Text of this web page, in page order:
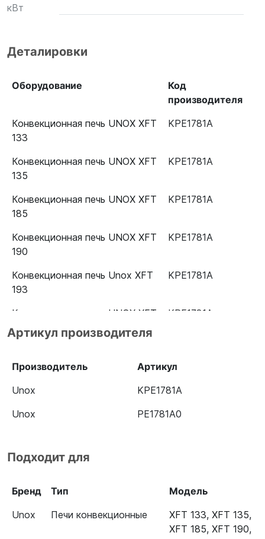
кВт
Деталировки
Оборудование
Код
производителя
Конвекционная печь UNOX XFT
133
KPE1781A
Конвекционная печь UNOX XFT
135
KPE1781A
Конвекционная печь UNOX XFT
185
KPE1781A
Конвекционная печь UNOX XFT
190
KPE1781A
Конвекционная печь Unox XFT
193
KPE1781A
Конвекционная печь UNOX XFT
195
KPE1781A
893
Артикул производителя
Производитель
Артикул
Unox
KPE1781A
Unox
PE1781A0
Подходит для
Бренд Тип
Модель
Unox
Печи конвекционные XFT 133, XFT 135,
XFT 185, XFT 190,